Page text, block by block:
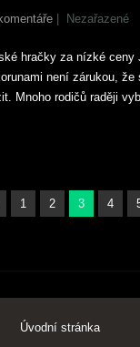
| Nezařazené
hračky za nízké ceny
není zárukou, že
Mnoho rodičů raději
1 2 3 4
Úvodní stránka